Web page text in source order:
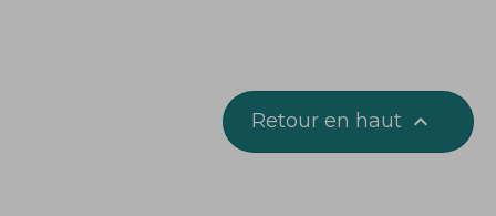
Retour en haut 